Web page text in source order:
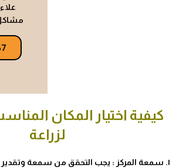
كيفية اختيار المكان
لزراعة
١. سمعة المركز : يجب التحقق من سمعة وتقدير